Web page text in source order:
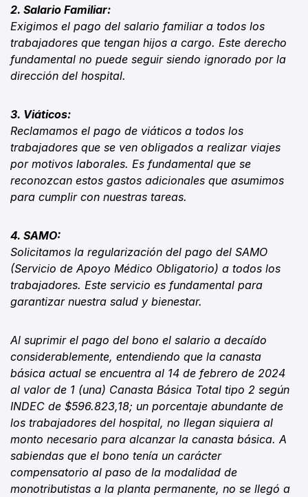
2. Salario Familiar:
Exigimos el pago del salario familiar a todos los
trabajadores que tengan hijos a cargo. Este derecho
fundamental no puede seguir siendo ignorado por la
dirección del hospital.
3. Viáticos:
Reclamamos el pago de viáticos a todos los
trabajadores que se ven obligados a realizar viajes
por motivos laborales. Es fundamental que se
reconozcan estos gastos adicionales que asumimos
para cumplir con nuestras tareas.
4. SAMO:
Solicitamos la regularización del pago del SAMO
(Servicio de Apoyo Médico Obligatorio) a todos los
trabajadores. Este servicio es fundamental para
garantizar nuestra salud y bienestar.
Al suprimir el pago del bono el salario a decaído
considerablemente, entendiendo que la canasta
básica actual se encuentra al 14 de febrero de 2024
al valor de 1 (una) Canasta Básica Total tipo 2 según
INDEC de $596.823,18; un porcentaje abundante de
los trabajadores del hospital, no llegan siquiera al
monto necesario para alcanzar la canasta básica. A
sabiendas que el bono tenía un carácter
compensatorio al paso de la modalidad de
monotributistas a la planta permanente, no se llegó a